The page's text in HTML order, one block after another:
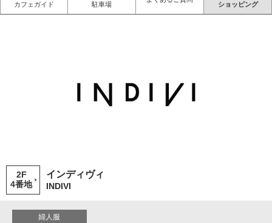
カフェガイド
駐車場
ショッピング
2F
4番地
インディヴィ
INDIVI
婦人服